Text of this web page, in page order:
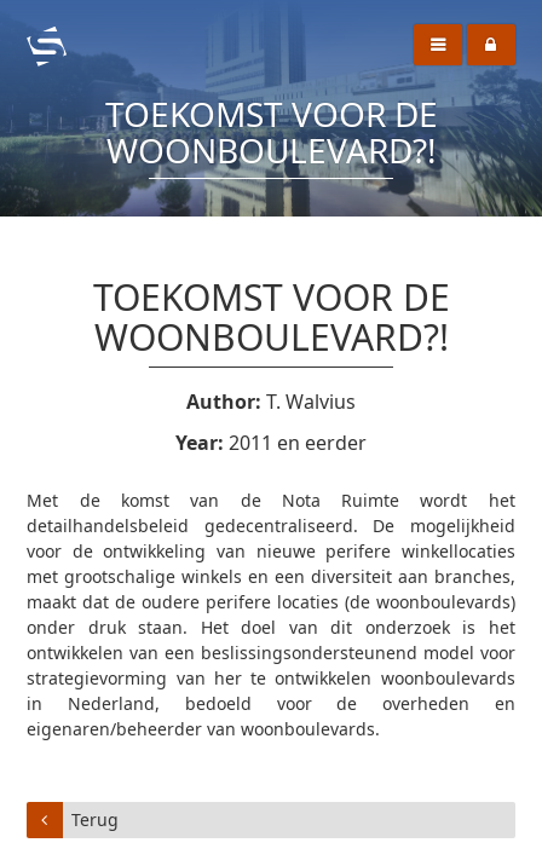
TOEKOMST VOOR DE
WOONBOULEVARD?!
TOEKOMST VOOR DE
WOONBOULEVARD?!
Author: T. Walvius
Year: 2011 en eerder
Met de komst van de Nota Ruimte wordt het
detailhandelsbeleid gedecentraliseerd. De mogelijkheid
voor de ontwikkeling van nieuwe perifere winkellocaties
met grootschalige winkels en een diversiteit aan branches,
maakt dat de oudere perifere locaties (de woonboulevards)
onder druk staan. Het doel van dit onderzoek is het
ontwikkelen van een beslissingsondersteunend model voor
strategievorming van her te ontwikkelen woonboulevards
in Nederland, bedoeld voor de overheden en
eigenaren/beheerder van woonboulevards.
Terug